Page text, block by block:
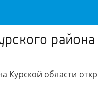
Курской области